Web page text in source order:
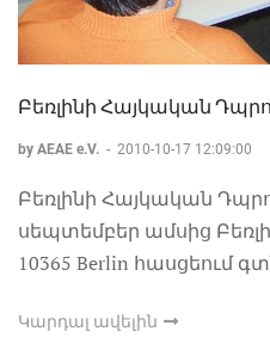
Բեռլինի Հայկական
by AEAE e.V. - 2010-10-17 12:09:00
Բեռլինի Հայկական
սեպտեմբեր ամսից
10365 Berlin հասցեում
Կարդալ ավելին